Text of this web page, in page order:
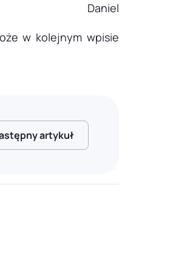
Daniel
w kolejnym wpisie
artykuł